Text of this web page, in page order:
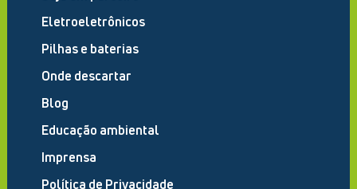
Eletroeletrônicos
Pilhas e baterias
Onde descartar
Blog
Educação ambiental
Imprensa
Política de Privacidade